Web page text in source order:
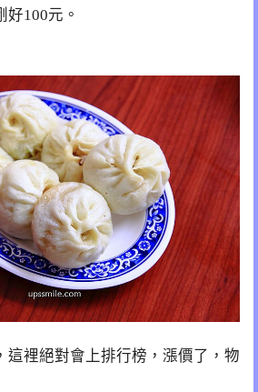
100元。
這裡絕對會上排行榜，漲價了，物